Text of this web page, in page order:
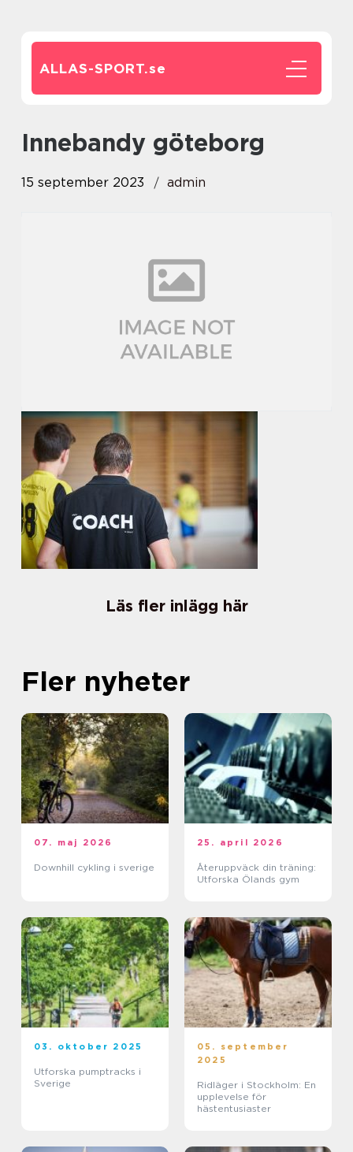
ALLAS-SPORT.se
innebandy göteborg
15 september 2023 admin
Läs fler inlägg här
Fler nyheter
07. maj 2026
Downhill cykling i sverige
25. april 2026
Återuppväck din träning:
Utforska Ölands gym
03. oktober 2025
Utforska pumptracks i
Sverige
05. september
2025
Ridläger i Stockholm: En
upplevelse för
hästentusiaster